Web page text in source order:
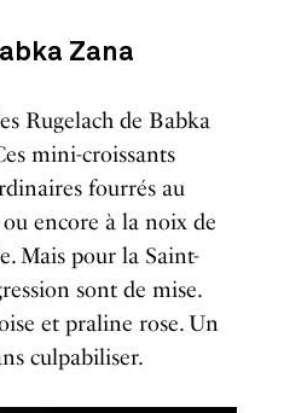
Zana
Rugelach de Babka
mini-croissants
fourrés au
encore à la noix de
Mais pour la Saint-
sont de mise.
et praline rose. Un
culpabiliser.